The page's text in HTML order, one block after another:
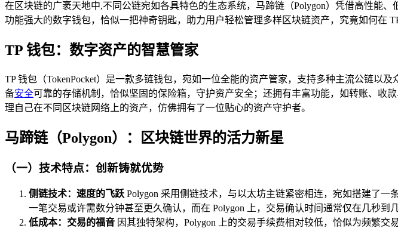
在区块链的广袤天地中,不同公链宛如各具特色的生态系统，马蹄链（Polygon）凭借高性能
功能强大的数字钱包，恰似一把神奇钥匙，助力用户轻松管理多样区块链资产，究竟如何在
TP 钱包：数字资产的智慧管家
TP 钱包（TokenPocket）是一款多链钱包，宛如一位全能的资产管家，支持多种主流公链以
备安全可靠的存储机制，恰似坚固的保险箱，守护资产安全；还拥有丰富功能，如转账、收
理自己在不同区块链网络上的资产，仿佛拥有了一位贴心的资产守护者。
马蹄链（Polygon）：区块链世界的活力新星
（一）技术特点：创新铸就优势
侧链技术：速度的飞跃 Polygon 采用侧链技术，与以太坊主链紧密相连，宛如搭建了一
一笔交易或许需数分钟甚至更久确认，而在 Polygon 上，交易确认时间通常仅在几秒到
低成本：交易的福音 因其独特架构，Polygon 上的交易手续费相对较低，恰似为频繁